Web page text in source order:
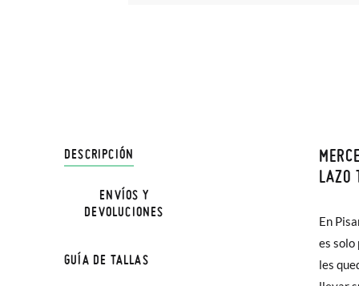
DESCRIPCIÓN
LAZO
En
es solo
les
ENVÍOS Y
DEVOLUCIONES
En
hasta
poco
En
GUÍA DE TALLAS